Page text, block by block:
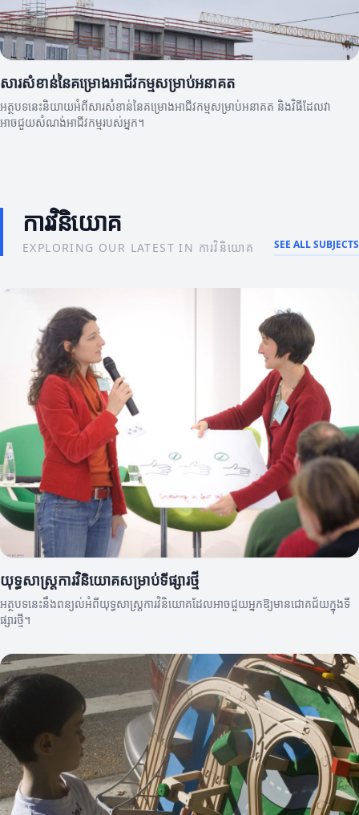
សារសំខាន់នៃគម្រោងអាជីវកម្មសម្រាប់អនាគត
អត្ថបទនេះនិយាយអំពីសារសំខាន់នៃគម្រោងអាជីវកម្មសម្រាប់អនាគត និងវិធីដែលវា
អាចជួយសំណង់អាជីវកម្មរបស់អ្នក។
ការវិនិយោគ
EXPLORING OUR LATEST IN ការវិនិយោគ SEE ALL SUBJECTS
យុទ្ធសាស្ត្រការវិនិយោគសម្រាប់ទីផ្សារថ្មី
អត្ថបទនេះនឹងពន្យល់អំពីយុទ្ធសាស្ត្រការវិនិយោគដែលអាចជួយអ្នកឱ្យមានជោគជ័យក្នុងទី
ផ្សារថ្មី។